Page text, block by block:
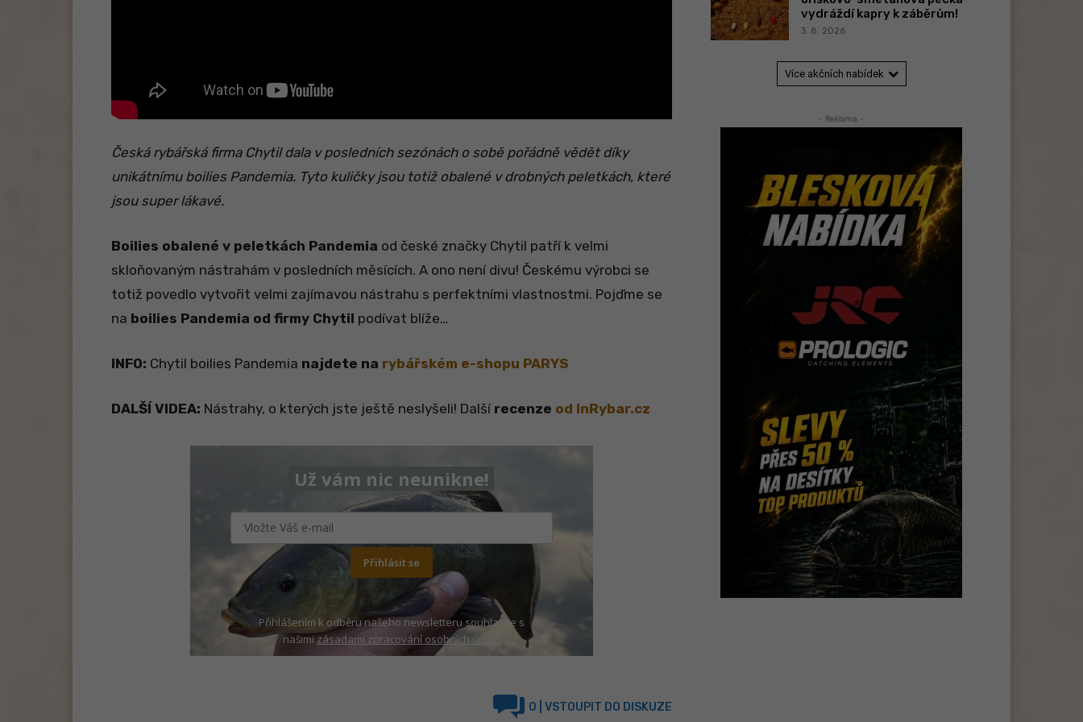
Česká rybářská firma Chytil dala v posledních sezónách o sobě pořádně vědět díky
unikátnímu boilies Pandemia. Tyto kuličky jsou totiž obalené v drobných peletkách, které
jsou super lákavé.
Boilies obalené v peletkách Pandemia od české značky Chytil patří k velmi
skloňovaným nástrahám v posledních měsících. A ono není divu! Českému výrobci se
totiž povedlo vytvořit velmi zajímavou nástrahu s perfektními vlastnostmi. Pojďme se
na boilies Pandemia od firmy Chytil podívat blíže…
INFO: Chytil boilies Pandemia najdete na rybářském e-shopu PARYS
DALŠÍ VIDEA: Nástrahy, o kterých jste ještě neslyšeli! Další recenze od InRybar.cz
Už vám nic neunikne!
Přihlásit se
Přihlášením k odběru našeho newsletteru souhlasíte s
našimizásadami zpracování osobních údajů
0 | VSTOUPIT DO DISKUZE
vydráždí kapry k záběrům!
3. 8. 2026
Více akčních nabídek
- Reklama -